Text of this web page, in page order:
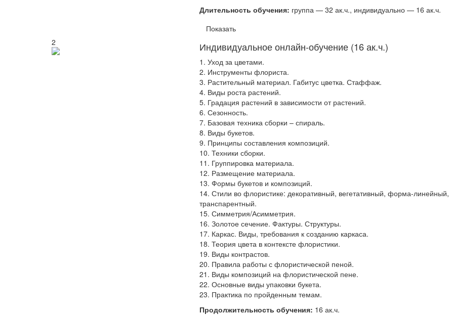
Длительность обучения: группа — 32 ак.ч., индивидуально — 16 ак.ч.
Показать
2
Индивидуальное онлайн-обучение (16 ак.ч.)
1. Уход за цветами.
2. Инструменты флориста.
3. Растительный материал. Габитус цветка. Стаффаж.
4. Виды роста растений.
5. Градация растений в зависимости от растений.
6. Сезонность.
7. Базовая техника сборки – спираль.
8. Виды букетов.
9. Принципы составления композиций.
10. Техники сборки.
11. Группировка материала.
12. Размещение материала.
13. Формы букетов и композиций.
14. Стили во флористике: декоративный, вегетативный, форма-линейный,
транспарентный.
15. Симметрия/Асимметрия.
16. Золотое сечение. Фактуры. Структуры.
17. Каркас. Виды, требования к созданию каркаса.
18. Теория цвета в контексте флористики.
19. Виды контрастов.
20. Правила работы с флористической пеной.
21. Виды композиций на флористической пене.
22. Основные виды упаковки букета.
23. Практика по пройденным темам.
Продолжительность обучения: 16 ак.ч.